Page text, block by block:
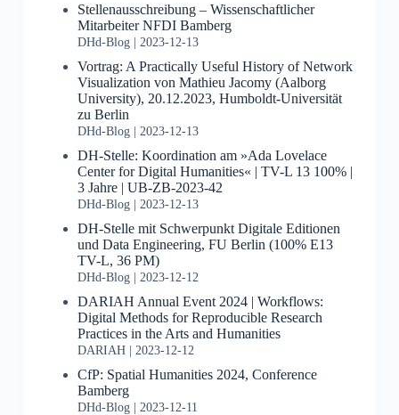
Stellenausschreibung – Wissenschaftlicher
Mitarbeiter NFDI Bamberg
DHd-Blog 2023-12-13
Vortrag: A Practically Useful History of Network
Visualization von Mathieu Jacomy (Aalborg
University), 20.12.2023, Humboldt-Universität
zu Berlin
DHd-Blog 2023-12-13
DH-Stelle: Koordination am »Ada Lovelace
Center for Digital Humanities« | TV-L 13 100% |
3 Jahre | UB-ZB-2023-42
DHd-Blog 2023-12-13
DH-Stelle mit Schwerpunkt Digitale Editionen
und Data Engineering, FU Berlin (100% E13
TV-L, 36 PM)
DHd-Blog 2023-12-12
DARIAH Annual Event 2024 | Workflows:
Digital Methods for Reproducible Research
Practices in the Arts and Humanities
DARIAH 2023-12-12
CfP: Spatial Humanities 2024, Conference
Bamberg
DHd-Blog 2023-12-11